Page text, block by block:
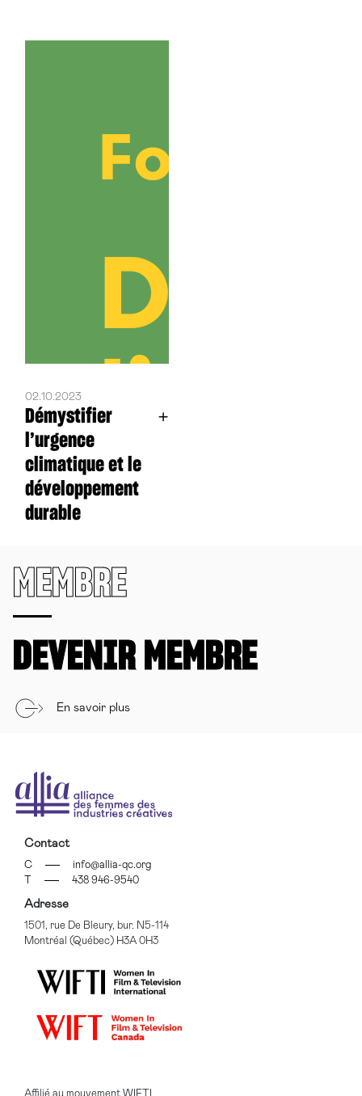
02.10.2023
Démystifier
l’urgence
climatique et le
développement
durable
MEMBRE
DEVENIR MEMBRE
En savoir plus
Contact
C
info@allia-qc.org
438 946-9540
Adresse
1501, rue De Bleury, bur. N5-114
Montréal (Québec) H3A 0H3